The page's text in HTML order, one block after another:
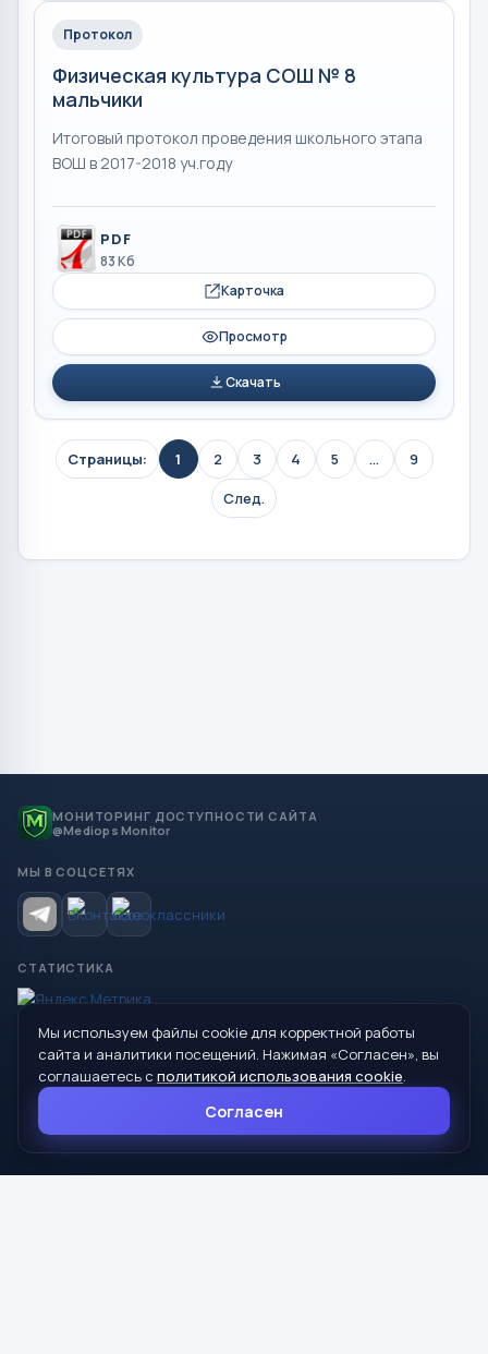
Протокол
Физическая культура СОШ № 8
мальчики
Итоговый протокол проведения школьного этапа
ВОШ в 2017-2018 уч.году
PDF
83 Кб
Карточка
Просмотр
Скачать
Страницы: 1 2 3 4 5 ...
9
След.
МОНИТОРИНГ ДОСТУПНОСТИ САЙТА
@Mediops Monitor
МЫ В СОЦСЕТЯХ
СТАТИСТИКА
© 2026 Управление образования Администрации МО
Сухой Лог
624800, Свердловская область, г. Сухой Лог, ул. Кирова, дом 7
8 (34373) 4-33-85
Мы используем файлы cookie для корректной работы
сайта и аналитики посещений. Нажимая «Согласен», вы
соглашаетесь с политикой использования cookie.
Согласен